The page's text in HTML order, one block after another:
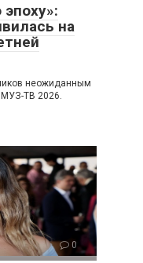
на
неожиданным
ТВ 2026.
0